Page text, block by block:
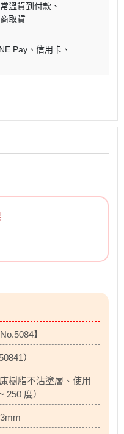
常溫貨到付款
取貨
Pay
信用卡
】
）
樹脂不沾塗層、使用
250 度）